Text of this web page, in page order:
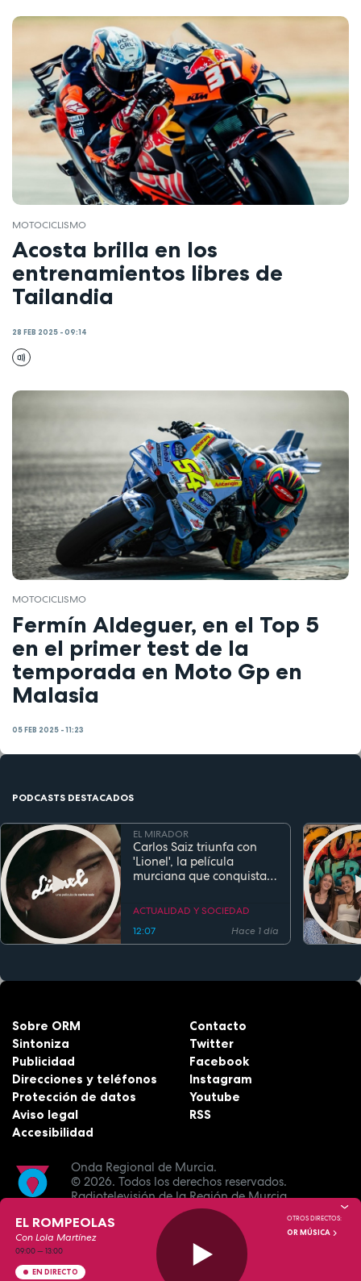
MOTOCICLISMO
Acosta brilla en los
entrenamientos libres de
Tailandia
28 FEB 2025 - 09:14
MOTOCICLISMO
Fermín Aldeguer, en el Top 5
en el primer test de la
temporada en Moto Gp en
Malasia
05 FEB 2025 - 11:23
PODCASTS DESTACADOS
EL MIRADOR
Carlos Saiz triunfa con
'Lionel', la película
murciana que conquista
estreno
ACTUALIDAD Y SOCIEDAD
12:07
Hace 1 día
Onda Regional de Murcia.
© 2026. Todos los derechos reservados.
Radiotelevisión de la Región de Murcia.
Sobre ORM
Sintoniza
Publicidad
Direcciones y teléfonos
Protección de datos
Aviso legal
Accesibilidad
Contacto
Twitter
Facebook
Instagram
Youtube
RSS
EL ROMPEOLAS
Con Lola Martínez
09:00—13:00
EN DIRECTO
OTROS DIRECTOS:
OR MÚSICA